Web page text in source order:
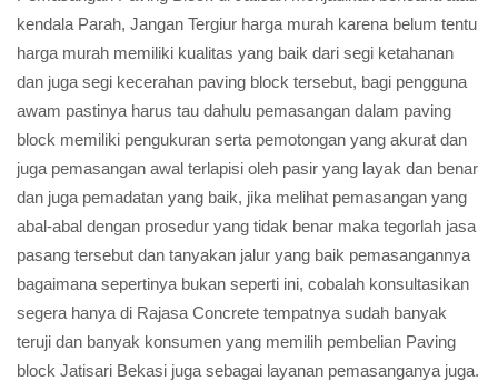
kendala Parah, Jangan Tergiur harga murah karena belum tentu
harga murah memiliki kualitas yang baik dari segi ketahanan
dan juga segi kecerahan paving block tersebut, bagi pengguna
awam pastinya harus tau dahulu pemasangan dalam paving
block memiliki pengukuran serta pemotongan yang akurat dan
juga pemasangan awal terlapisi oleh pasir yang layak dan benar
dan juga pemadatan yang baik, jika melihat pemasangan yang
abal-abal dengan prosedur yang tidak benar maka tegorlah jasa
pasang tersebut dan tanyakan jalur yang baik pemasangannya
bagaimana sepertinya bukan seperti ini, cobalah konsultasikan
segera hanya di Rajasa Concrete tempatnya sudah banyak
teruji dan banyak konsumen yang memilih pembelian Paving
block Jatisari Bekasi juga sebagai layanan pemasanganya juga.